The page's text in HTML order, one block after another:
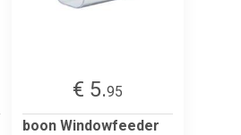
€ 5.95
boon Windowfeeder